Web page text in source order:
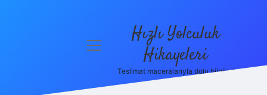
menüyü
Hızlı Yolculuk
Hikayeleri
Teslimat maceralarıyla dolu bilgiler!